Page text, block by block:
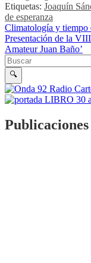
Etiquetas: Joaquín
de esperanza
Navegación
Climatología y tiempo
Presentación de la
Amateur Juan Baño’
Buscar en la web
Buscar
🔍